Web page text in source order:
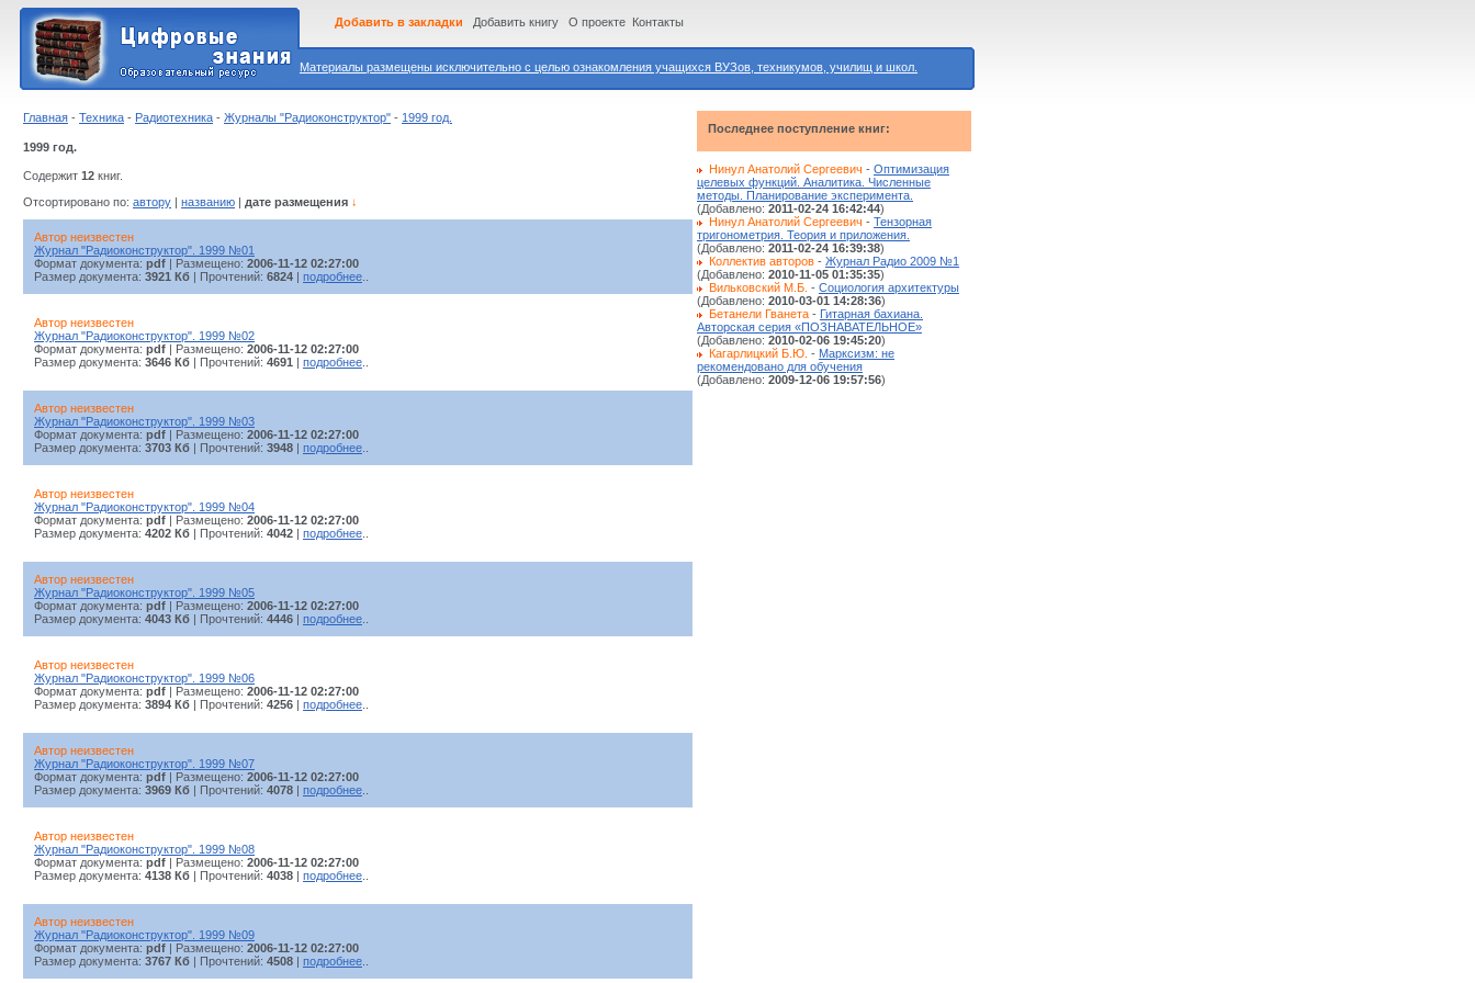
Материалы размещены исключительно с целью ознакомления учащихся ВУЗов, техникумов, училищ и школ.
Добавить в закладки Добавить книгу О проекте Контакты
Главная - Техника - Радиотехника - Журналы "Радиоконструктор" - 1999 год.
1999 год.
Содержит 12 книг.
Отсортировано по: автору названию дате размещения ↓
Автор неизвестен
Журнал "Радиоконструктор". 1999 №01
Формат документа: pdf | Размещено: 2006-11-12 02:27:00
Размер документа: 3921 Кб | Прочтений: 6824 подробнее
Автор неизвестен
Журнал "Радиоконструктор". 1999 №02
Формат документа: pdf | Размещено: 2006-11-12 02:27:00
Размер документа: 3646 Кб | Прочтений: 4691 подробнее
Автор неизвестен
Журнал "Радиоконструктор". 1999 №03
Формат документа: pdf | Размещено: 2006-11-12 02:27:00
Размер документа: 3703 Кб | Прочтений: 3948 подробнее
Автор неизвестен
Журнал "Радиоконструктор". 1999 №04
Формат документа: pdf | Размещено: 2006-11-12 02:27:00
Размер документа: 4202 Кб | Прочтений: 4042 подробнее
Автор неизвестен
Журнал "Радиоконструктор". 1999 №05
Формат документа: pdf | Размещено: 2006-11-12 02:27:00
Размер документа: 4043 Кб | Прочтений: 4446 подробнее
Автор неизвестен
Журнал "Радиоконструктор". 1999 №06
Формат документа: pdf | Размещено: 2006-11-12 02:27:00
Размер документа: 3894 Кб | Прочтений: 4256 подробнее
Автор неизвестен
Журнал "Радиоконструктор". 1999 №07
Формат документа: pdf | Размещено: 2006-11-12 02:27:00
Размер документа: 3969 Кб | Прочтений: 4078 подробнее
Автор неизвестен
Журнал "Радиоконструктор". 1999 №08
Формат документа: pdf | Размещено: 2006-11-12 02:27:00
Размер документа: 4138 Кб | Прочтений: 4038 подробнее
Автор неизвестен
Журнал "Радиоконструктор". 1999 №09
Формат документа: pdf | Размещено: 2006-11-12 02:27:00
Размер документа: 3767 Кб | Прочтений: 4508 подробнее
Последнее поступление книг:
Нинул Анатолий Сергеевич - Оптимизация
целевых функций. Аналитика. Численные
методы. Планирование эксперимента.
(Добавлено: 2011-02-24 16:42:44)
Нинул Анатолий Сергеевич - Тензорная
тригонометрия. Теория и приложения.
(Добавлено: 2011-02-24 16:39:38)
Коллектив авторов - Журнал Радио 2009 №1
(Добавлено: 2010-11-05 01:35:35)
Вильковский М.Б. - Социология архитектуры
(Добавлено: 2010-03-01 14:28:36)
Бетанели Гванета - Гитарная бахиана.
Авторская серия «ПОЗНАВАТЕЛЬНОЕ»
(Добавлено: 2010-02-06 19:45:20)
Кагарлицкий Б.Ю. - Марксизм: не
рекомендовано для обучения
(Добавлено: 2009-12-06 19:57:56)